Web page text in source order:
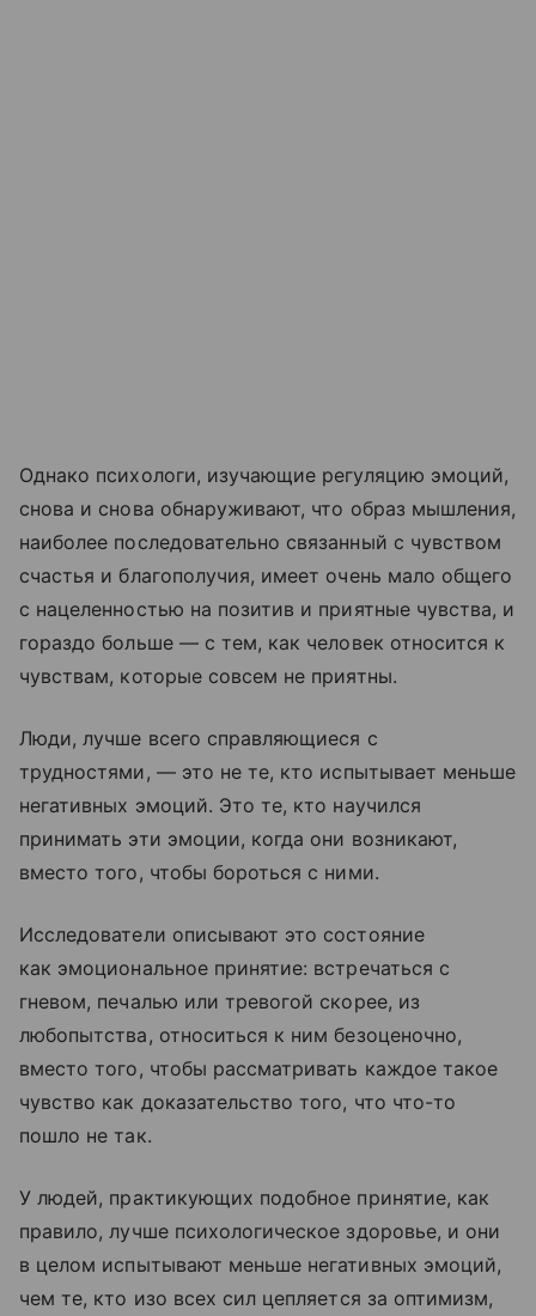
Однако психологи, изучающие регуляцию эмоций,
снова и снова обнаруживают, что образ мышления,
наиболее последовательно связанный с чувством
счастья и благополучия, имеет очень мало общего
с нацеленностью на позитив и приятные чувства, и
гораздо больше — с тем, как человек относится к
чувствам, которые совсем не приятны.
Люди, лучше всего справляющиеся с
трудностями, — это не те, кто испытывает меньше
негативных эмоций. Это те, кто научился
принимать эти эмоции, когда они возникают,
вместо того, чтобы бороться с ними.
Исследователи описывают это состояние
как эмоциональное принятие: встречаться с
гневом, печалью или тревогой скорее, из
любопытства, относиться к ним безоценочно,
вместо того, чтобы рассматривать каждое такое
чувство как доказательство того, что что-то
пошло не так.
У людей, практикующих подобное принятие, как
правило, лучше психологическое здоровье, и они
в целом испытывают меньше негативных эмоций,
чем те, кто изо всех сил цепляется за оптимизм,